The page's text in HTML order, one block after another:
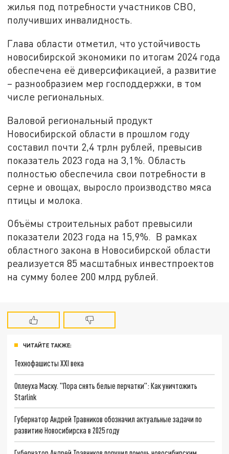
жилья под потребности участников СВО,
получивших инвалидность.
Глава области отметил, что устойчивость
новосибирской экономики по итогам 2024 года
обеспечена её диверсификацией, а развитие
– разнообразием мер господдержки, в том
числе региональных.
Валовой региональный продукт
Новосибирской области в прошлом году
составил почти 2,4 трлн рублей, превысив
показатель 2023 года на 3,1%. Область
полностью обеспечила свои потребности в
серне и овощах, выросло производство мяса
птицы и молока.
Объёмы строительных работ превысили
показатели 2023 года на 15,9%. В рамках
областного закона в Новосибирской области
реализуется 85 масштабных инвестпроектов
на сумму более 200 млрд рублей.
ЧИТАЙТЕ ТАКЖЕ:
Технофашисты XXI века
Оплеуха Маску. "Пора снять белые перчатки": Как уничтожить
Starlink
Губернатор Андрей Травников обозначил актуальные задачи по
развитию Новосибирска в 2025 году